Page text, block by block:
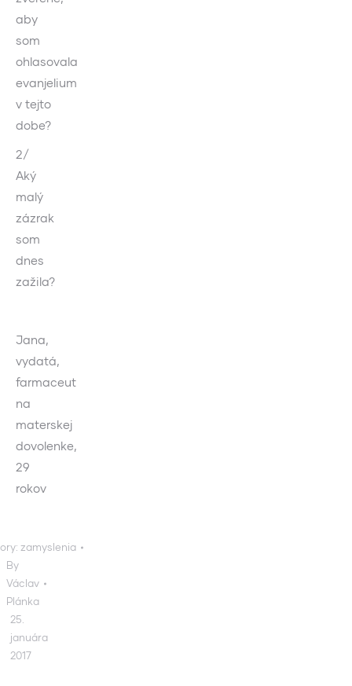
aby
som
ohlasovala
evanjelium
v tejto
dobe?
2/
Aký
malý
zázrak
som
dnes
zažila?
Jana,
vydatá,
farmaceut
na
materskej
dovolenke,
29
rokov
zamyslenia
By
Václav
Plánka
25.
januára
2017